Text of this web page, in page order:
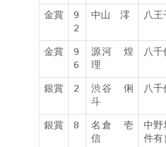
金賞
9
2
中山 澪 八王
金賞
9
6
源河 煌
理
八千
銀賞 2
渋谷 俐
斗
八千
銀賞 8
名倉 壱
信
中野
件有）